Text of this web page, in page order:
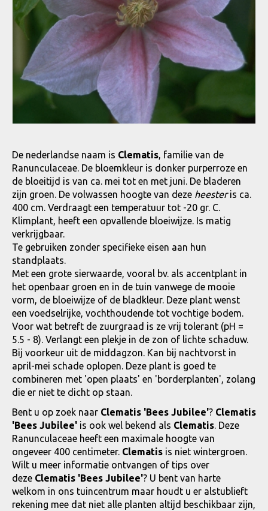
De nederlandse naam is Clematis, familie van de
Ranunculaceae. De bloemkleur is donker purperroze en
de bloeitijd is van ca. mei tot en met juni. De bladeren
zijn groen. De volwassen hoogte van deze heesteris ca.
400 cm. Verdraagt een temperatuur tot -20 gr. C.
Klimplant, heeft een opvallende bloeiwijze. Is matig
verkrijgbaar.
Te gebruiken zonder specifieke eisen aan hun
standplaats.
Met een grote sierwaarde, vooral bv. als accentplant in
het openbaar groen en in de tuin vanwege de mooie
vorm, de bloeiwijze of de bladkleur. Deze plant wenst
een voedselrijke, vochthoudende tot vochtige bodem.
Voor wat betreft de zuurgraad is ze vrij tolerant (pH =
5.5 - 8). Verlangt een plekje in de zon of lichte schaduw.
Bij voorkeur uit de middagzon. Kan bij nachtvorst in
april-mei schade oplopen. Deze plant is goed te
combineren met 'open plaats' en 'borderplanten', zolang
die er niet te dicht op staan.
Bent u op zoek naar Clematis 'Bees Jubilee'? Clematis
'Bees Jubilee' is ook wel bekend als Clematis. Deze
Ranunculaceae heeft een maximale hoogte van
ongeveer 400 centimeter. Clematis is niet wintergroen.
Wilt u meer informatie ontvangen of tips over
deze Clematis 'Bees Jubilee'? U bent van harte
welkom in ons tuincentrum maar houdt u er alstublieft
rekening mee dat niet alle planten altijd beschikbaar zijn,